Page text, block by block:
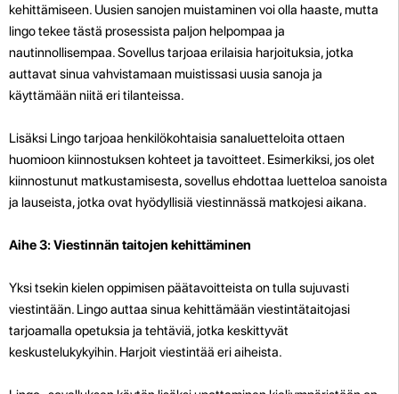
kehittämiseen. Uusien sanojen muistaminen voi olla haaste, mutta
lingo tekee tästä prosessista paljon helpompaa ja
nautinnollisempaa. Sovellus tarjoaa erilaisia ​​harjoituksia, jotka
auttavat sinua vahvistamaan muistissasi uusia sanoja ja
käyttämään niitä eri tilanteissa.
Lisäksi Lingo tarjoaa henkilökohtaisia ​​sanaluetteloita ottaen
huomioon kiinnostuksen kohteet ja tavoitteet. Esimerkiksi, jos olet
kiinnostunut matkustamisesta, sovellus ehdottaa luetteloa sanoista
ja lauseista, jotka ovat hyödyllisiä viestinnässä matkojesi aikana.
Aihe 3: Viestinnän taitojen kehittäminen
Yksi tsekin kielen oppimisen päätavoitteista on tulla sujuvasti
viestintään. Lingo auttaa sinua kehittämään viestintätaitojasi
tarjoamalla opetuksia ja tehtäviä, jotka keskittyvät
keskustelukykyihin. Harjoit viestintää eri aiheista.